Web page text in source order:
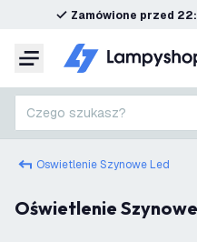
Zamówione przed
Menu
Czego szukasz?
Oswietlenie Szynowe Led
Oświetlenie